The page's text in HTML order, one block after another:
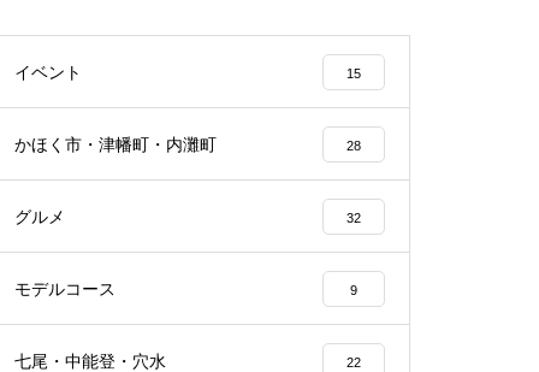
イベント 15
かほく市・津幡町・内灘町 28
グルメ 32
モデルコース 9
七尾・中能登・穴水 22